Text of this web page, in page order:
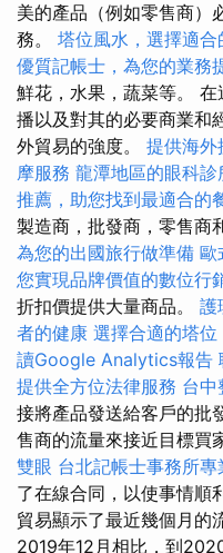
美的產品（例如零售商）
務。 塔位風水，選擇適
優質記帳士，為您的業務
鮮花，水果，蔬菜等。
播以及對其的必要商業和
外貿易的強度。 提供海外
摩服務 龍潭地區的眼科
推薦，助您找到最適合的
製造商，批發商，零售商
為您的出國旅行做準備 歐
您實現品牌價值的數位行
折扣價提供大量商品。 護
者的健康 選擇合適的塔
讀Google Analytics報告
提供全方位法律服務 台中
接將產品發送給客戶的批
售商的流量來接近目標買
雙眼 台北記帳士事務所專
了在線合同，以使事情順
貿易顯示了最近幾個月的
2019年12月相比，到